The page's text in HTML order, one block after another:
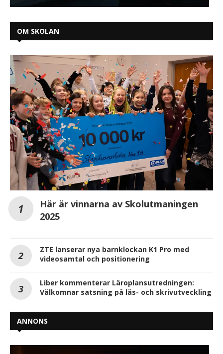
OM SKOLAN
Här är vinnarna av Skolutmaningen
2025
ZTE lanserar nya barnklockan K1 Pro med
videosamtal och positionering
Liber kommenterar Läroplansutredningen:
Välkomnar satsning på läs- och skrivutveckling
ANNONS